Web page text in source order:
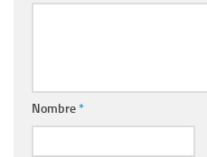
Nombre*